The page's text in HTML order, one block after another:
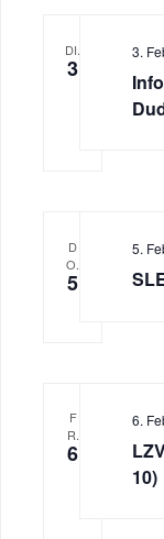
DI.
3
3.
D
O.
5
5.
F
R.
6
10)
6.